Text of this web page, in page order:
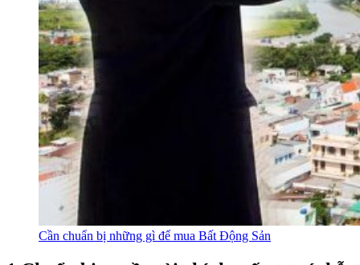
Cần chuẩn bị những gì để mua Bất Động Sản